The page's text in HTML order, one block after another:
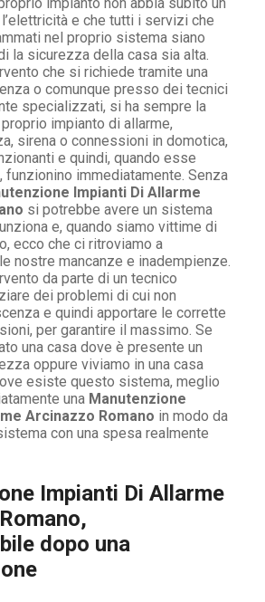
e che tutti i servizi che
nel proprio sistema siano
la sicurezza della casa sia alta.
che si richiede tramite una
o comunque presso dei tecnici
specializzati, si ha sempre la
impianto di allarme,
sirena o connessioni in domotica,
e quindi, quando esse
funzionino immediatamente. Senza
Impianti Di Allarme
si potrebbe avere un sistema
e, quando siamo vittime di
ecco che ci ritroviamo a
nostre mancanze e inadempienze.
da parte di un tecnico
dei problemi di cui non
e quindi apportare le corrette
per garantire il massimo. Se
una casa dove è presente un
oppure viviamo in una casa
esiste questo sistema, meglio
una Manutenzione
Arcinazzo Romano in modo da
con una spesa realmente
Impianti Di Allarme
dopo una